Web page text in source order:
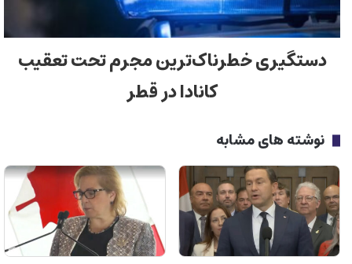
دستگیری خطرناک‌ترین مجرم تحت تعقیب
کانادا در قطر
نوشته های مشابه